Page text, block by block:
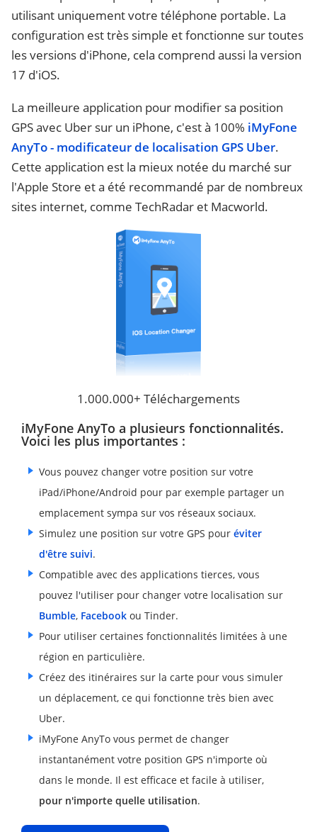
utilisant uniquement votre téléphone portable. La
configuration est très simple et fonctionne sur toutes
les versions d'iPhone, cela comprend aussi la version
17 d'iOS.
La meilleure application pour modifier sa position
GPS avec Uber sur un iPhone, c'est à 100% iMyFone
AnyTo - modificateur de localisation GPS Uber.
Cette application est la mieux notée du marché sur
l'Apple Store et a été recommandé par de nombreux
sites internet, comme TechRadar et Macworld.
1.000.000+ Téléchargements
iMyFone AnyTo a plusieurs fonctionnalités.
Voici les plus importantes :
Vous pouvez changer votre position sur votre
iPad/iPhone/Android pour par exemple partager un
emplacement sympa sur vos réseaux sociaux.
Simulez une position sur votre GPS pour éviter
d'être suivi.
Compatible avec des applications tierces, vous
pouvez l'utiliser pour changer votre localisation sur
Bumble, Facebook ou Tinder.
Pour utiliser certaines fonctionnalités limitées à une
région en particulière.
Créez des itinéraires sur la carte pour vous simuler
un déplacement, ce qui fonctionne très bien avec
Uber.
iMyFone AnyTo vous permet de changer
instantanément votre position GPS n'importe où
dans le monde. Il est efficace et facile à utiliser,
pour n'importe quelle utilisation.